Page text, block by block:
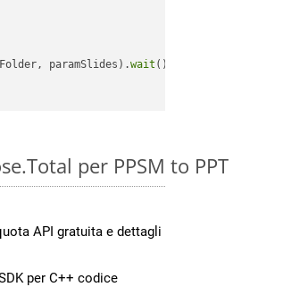
paramSlides).wait ();
per PPSM to PPT
API gratuita e dettagli
per C++ codice